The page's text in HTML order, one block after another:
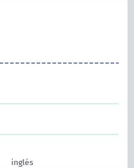
inglés